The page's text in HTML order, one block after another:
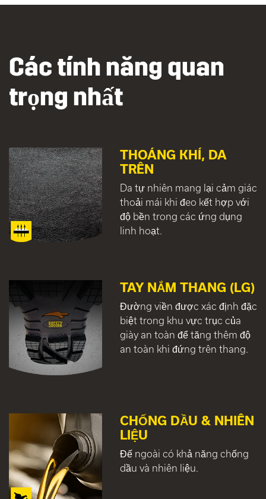
Các tính năng quan
trọng nhất
THOÁNG KHÍ, DA
TRÊN
Da tự nhiên mang lại cảm giác
thoải mái khi đeo kết hợp với
độ bền trong các ứng dụng
linh hoạt.
TAY NẮM THANG (LG)
Đường viền được xác định đặc
biệt trong khu vực trục của
giày an toàn để tăng thêm độ
an toàn khi đứng trên thang.
CHỐNG DẦU & NHIÊN
LIỆU
Đế ngoài có khả năng chống
dầu và nhiên liệu.